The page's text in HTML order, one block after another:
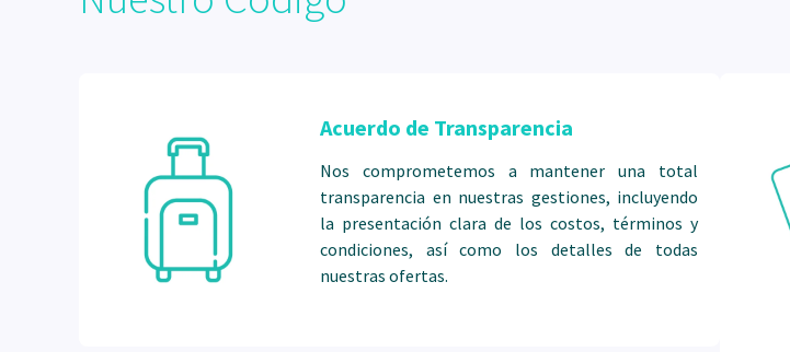
Acuerdo de Transparencia
Nos comprometemos a mantener una total
transparencia en nuestras gestiones, incluyendo
la presentación clara de los costos, términos y
condiciones, así como los detalles de todas
nuestras ofertas.